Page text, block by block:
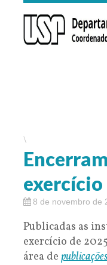
\
8 de novembro de
Publicadas as
exercício de
área de